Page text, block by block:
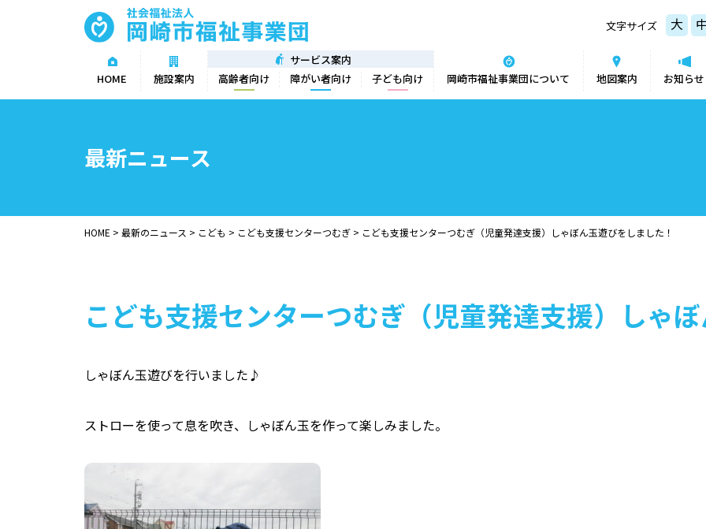
文字サイズ 大
HOME 施設案内
サービス案内
高齢者向け
障がい者向け 子ども向け 岡崎市福祉事業団について 地図案内 お知らせ
最新ニュース
HOME > 最新のニュース > こども > こども支援センターつむぎ > こども支援センターつむぎ（児童発達支援）しゃぼん玉遊びをしました！
こども支援センターつむぎ（児童発達支援）しゃ
しゃぼん玉遊びを行いました♪
ストローを使って息を吹き、しゃぼん玉を作って楽しみました。